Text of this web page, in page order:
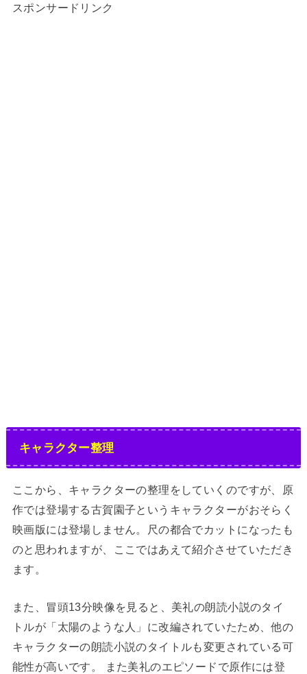
スポンサードリンク
キャラクター整理
ここから、キャラクターの整理をしていくのですが、原
作では登場する古賀園子というキャラクターがおそらく
映画版には登場しません。尺の都合でカットになったも
のと思われますが、ここではあえて紹介させていただき
ます。
また、冒頭13分映像を見ると、美礼の朗読小説のタイ
トルが「太陽のような人」に改編されていたため、他の
キャラクターの朗読小説のタイトルも変更されている可
能性が高いです。 また美礼のエピソードで原作には登